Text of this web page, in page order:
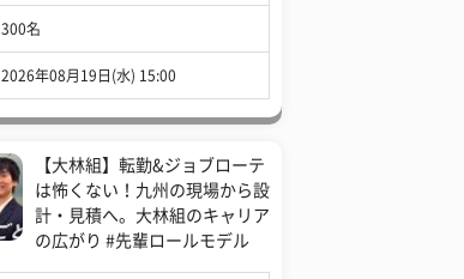
300名
2026年08月19日(水) 15:00
【大林組】転勤&ジョブローテ
は怖くない！九州の現場から設
計・見積へ。大林組のキャリア
の広がり #先輩ロールモデル